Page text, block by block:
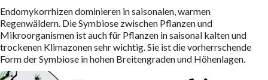
Endomykorrhizen dominieren in saisonalen, warmen
Regenwäldern. Die Symbiose zwischen Pflanzen und
Mikroorganismen ist auch für Pflanzen in saisonal kalten und
trockenen Klimazonen sehr wichtig. Sie ist die vorherrschende
Form der Symbiose in hohen Breitengraden und Höhenlagen.